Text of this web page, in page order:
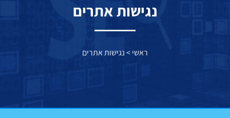
נגישות אתרים
ראשי>נגישות אתרים